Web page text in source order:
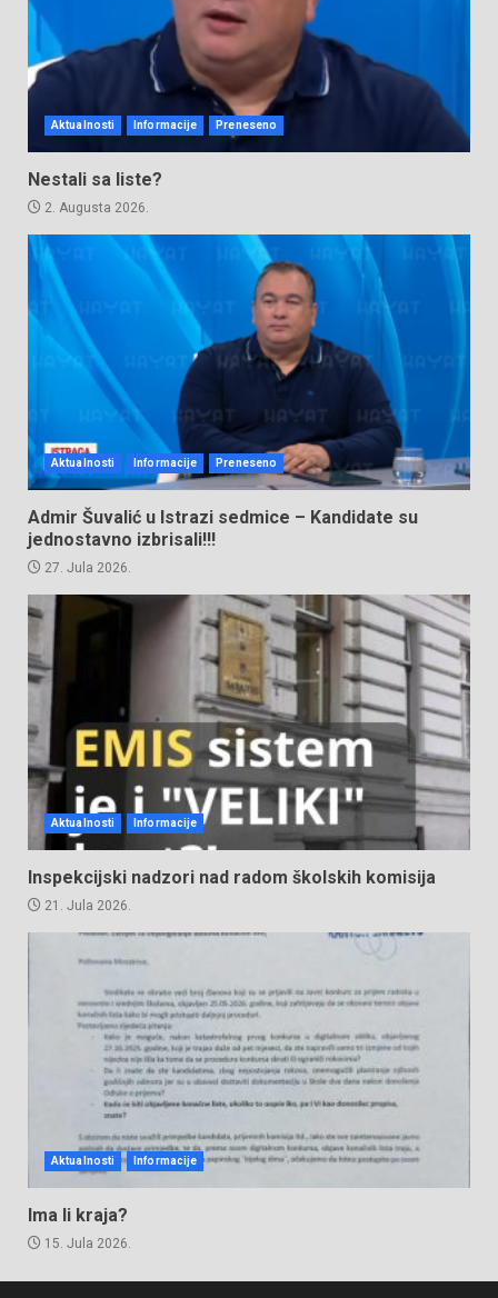
Aktualnosti Informacije Preneseno
Nestali sa liste?
2. Augusta 2026.
Aktualnosti Informacije Preneseno
Admir Šuvalić u Istrazi sedmice – Kandidate su
jednostavno izbrisali!!!
27. Jula 2026.
Aktualnosti Informacije
Inspekcijski nadzori nad radom školskih komisija
21. Jula 2026.
Aktualnosti Informacije
Ima li kraja?
15. Jula 2026.